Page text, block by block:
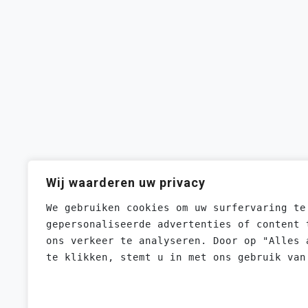
Wij waarderen uw privacy
We gebruiken cookies om uw surfervaring
gepersonaliseerde advertenties of content
ons verkeer te analyseren. Door op "Alles
te klikken, stemt u in met ons gebruik van